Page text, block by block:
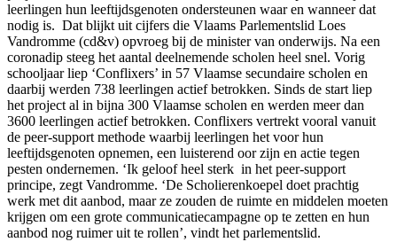
leerlingen hun leeftijdsgenoten ondersteunen waar en wanneer dat
nodig is. Dat blijkt uit cijfers die Vlaams Parlementslid Loes
Vandromme (cd&v) opvroeg bij de minister van onderwijs. Na een
coronadip steeg het aantal deelnemende scholen heel snel. Vorig
schooljaar liep ‘Conflixers’ in 57 Vlaamse secundaire scholen en
daarbij werden 738 leerlingen actief betrokken. Sinds de start liep
het project al in bijna 300 Vlaamse scholen en werden meer dan
3600 leerlingen actief betrokken. Conflixers vertrekt vooral vanuit
de peer-support methode waarbij leerlingen het voor hun
leeftijdsgenoten opnemen, een luisterend oor zijn en actie tegen
pesten ondernemen. ‘Ik geloof heel sterk in het peer-support
principe, zegt Vandromme. ‘De Scholierenkoepel doet prachtig
werk met dit aanbod, maar ze zouden de ruimte en middelen moeten
krijgen om een grote communicatiecampagne op te zetten en hun
aanbod nog ruimer uit te rollen’, vindt het parlementslid.